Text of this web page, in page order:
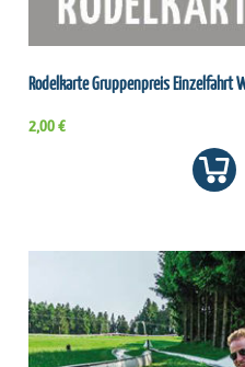
Rodelkarte Gruppenpreis Einzelfahrt
2,00 €